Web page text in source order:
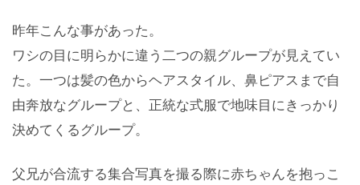
昨年こんな事があった。
ワシの目に明らかに違う二つの親グループが見えてい
た。一つは髪の色からヘアスタイル、鼻ピアスまで自
由奔放なグループと、正統な式服で地味目にきっかり
決めてくるグループ。
父兄が合流する集合写真を撮る際に赤ちゃんを抱っこ